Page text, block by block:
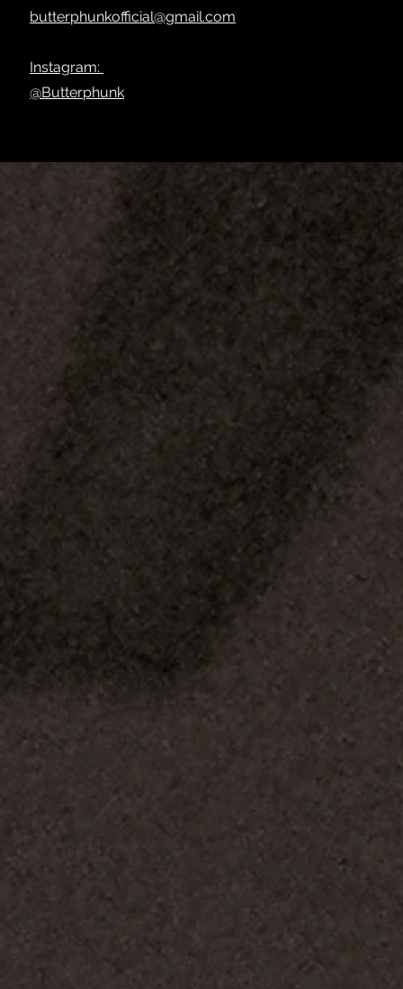
butterphunkofficial@gmail.com
Instagram:
@Butterphunk